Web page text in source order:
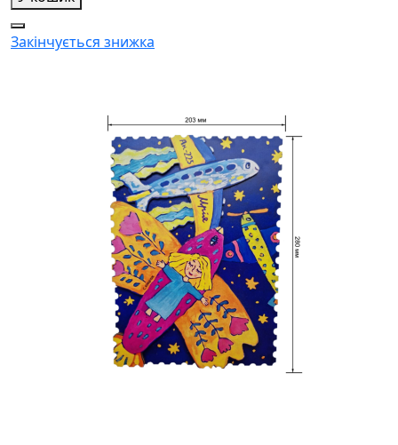
Закінчується знижка